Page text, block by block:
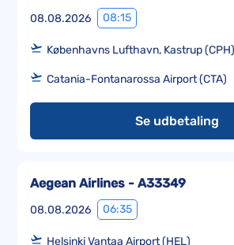
08.08.2026 08:15
Københavns Lufthavn, Kastrup (CPH)
Catania-Fontanarossa Airport (CTA)
Se udbetaling
08.08.2026 06:35
Aegean Airlines - A33349
Helsinki Vantaa Airport (HEL)